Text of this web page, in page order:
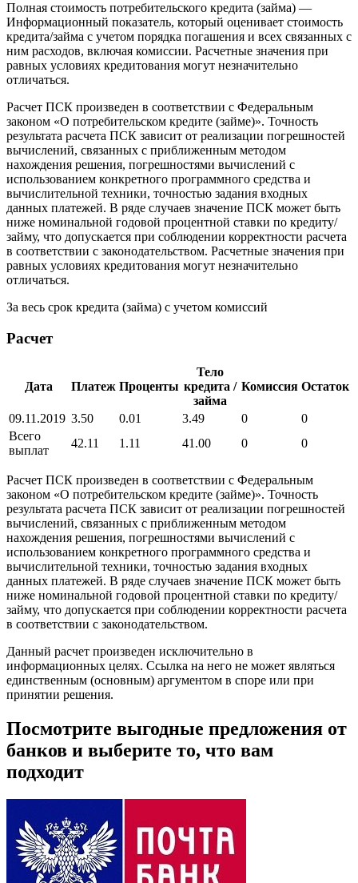
Полная стоимость потребительского кредита (займа) —
Информационный показатель, который оценивает стоимость
кредита/займа с учетом порядка погашения и всех связанных с
ним расходов, включая комиссии. Расчетные значения при
равных условиях кредитования могут незначительно
отличаться.
Расчет ПСК произведен в соответствии с Федеральным
законом «О потребительском кредите (займе)». Точность
результата расчета ПСК зависит от реализации погрешностей
вычислений, связанных с приближенным методом
нахождения решения, погрешностями вычислений с
использованием конкретного программного средства и
вычислительной техники, точностью задания входных
данных платежей. В ряде случаев значение ПСК может быть
ниже номинальной годовой процентной ставки по кредиту/
займу, что допускается при соблюдении корректности расчета
в соответствии с законодательством. Расчетные значения при
равных условиях кредитования могут незначительно
отличаться.
За весь срок кредита (займа) с учетом комиссий
Расчет
Дата Платеж Проценты
Тело
кредита /
займа
Комиссия Остаток
09.11.2019 3.50 0.01 3.49 0
0
Всего
выплат
42.11 1.11 41.00 0 0
Расчет ПСК произведен в соответствии с Федеральным
законом «О потребительском кредите (займе)». Точность
результата расчета ПСК зависит от реализации погрешностей
вычислений, связанных с приближенным методом
нахождения решения, погрешностями вычислений с
использованием конкретного программного средства и
вычислительной техники, точностью задания входных
данных платежей. В ряде случаев значение ПСК может быть
ниже номинальной годовой процентной ставки по кредиту/
займу, что допускается при соблюдении корректности расчета
в соответствии с законодательством.
Данный расчет произведен исключительно в
информационных целях. Ссылка на него не может являться
единственным (основным) аргументом в споре или при
принятии решения.
Посмотрите выгодные предложения от
банков и выберите то, что вам
подходит